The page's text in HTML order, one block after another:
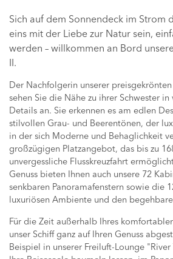
FOTOS
REISEN
Sich auf dem Sonnendeck im Strom
eins mit der Liebe zur Natur sein,
werden – willkommen an Bord
II.
Der Nachfolgerin unserer
sehen Sie die Nähe zu ihrer Schwester
Details an. Sie erkennen es am edlen
stilvollen Grau- und Beerentönen, der
in der sich Moderne und Behaglichkeit
großzügigen Platzangebot, das bis zu
unvergessliche Flusskreuzfahrt
Genuss bieten Ihnen auch unsere 72
senkbaren Panoramafenstern sowie die
luxuriösen Ambiente und den
Für die Zeit außerhalb Ihres
unser Schiff ganz auf Ihren Genuss
Beispiel in unserer Freiluft-Lounge "River